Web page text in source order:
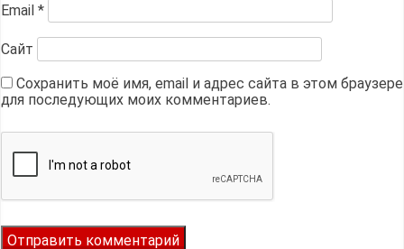
Email *
Сайт
Сохранить моё имя, email и адрес сайта в этом браузере
для последующих моих комментариев.